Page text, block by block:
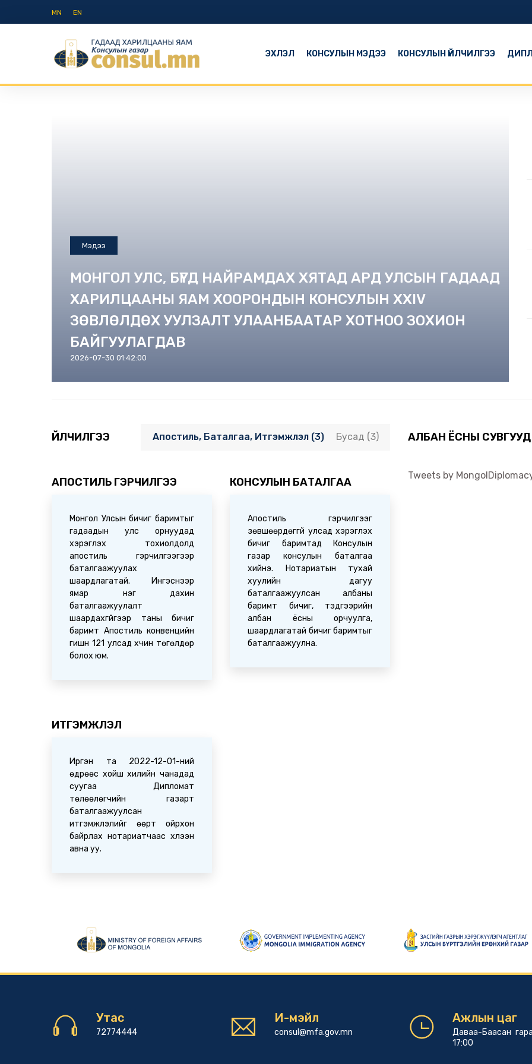
MN EN
ЭХЛЭЛ КОНСУЛЫН МЭДЭЭ КОНСУЛЫН ҮЙЛЧИЛГЭЭ
Мэдээ
МОНГОЛ УЛС, БҮГД НАЙРАМДАХ ХЯТАД АРД УЛСЫН ГАДААД
ХАРИЛЦААНЫ ЯАМ ХООРОНДЫН КОНСУЛЫН XXIV
ЗӨВЛӨЛДӨХ УУЛЗАЛТ УЛААНБААТАР ХОТНОО ЗОХИОН
БАЙГУУЛАГДАВ
2026-07-30 01:42:00
ҮЙЛЧИЛГЭЭ Апостиль, Баталгаа, Итгэмжлэл (3) Бусад (3)
АПОСТИЛЬ ГЭРЧИЛГЭЭ
Монгол Улсын бичиг баримтыг
гадаадын улс орнуудад
хэрэглэх тохиолдолд
апостиль гэрчилгээгээр
баталгаажуулах
шаардлагатай. Ингэснээр
ямар нэг дахин
баталгаажуулалт
шаардахгүйгээр таны бичиг
баримт Апостиль конвенцийн
гишүүн 121 улсад хүчин төгөлдөр
болох юм.
КОНСУЛЫН БАТАЛГАА
Апостиль гэрчилгээг
зөвшөөрдөггүй улсад хэрэглэх
бичиг баримтад Консулын
газар консулын баталгаа
хийнэ. Нотариатын тухай
хуулийн дагуу
баталгаажуулсан албаны
баримт бичиг, тэдгээрийн
албан ёсны орчуулга,
шаардлагатай бичиг баримтыг
баталгаажуулна.
ИТГЭМЖЛЭЛ
Иргэн та 2022-12-01-ний
өдрөөс хойш хилийн чанадад
суугаа Дипломат
төлөөлөгчийн газарт
баталгаажуулсан
итгэмжлэлийг өөрт ойрхон
байрлах нотариатчаас хүлээн
авна уу.
АЛБАН ЁСНЫ СУВГУУД
Tweets by
Утас
72774444
И-мэйл
consul@mfa.gov.mn
Ажлын цаг
Даваа-Баасан
17:00